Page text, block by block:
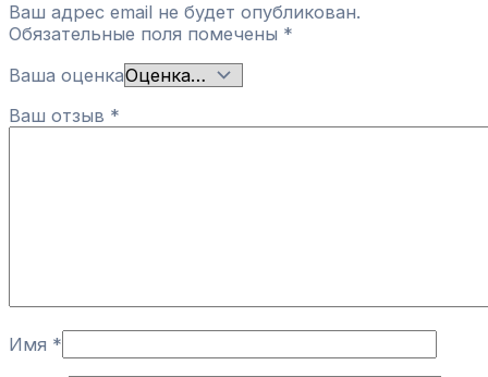
Ваш адрес email не будет опубликован.
Обязательные поля помечены *
Ваша оценка
Ваш отзыв *
Имя *